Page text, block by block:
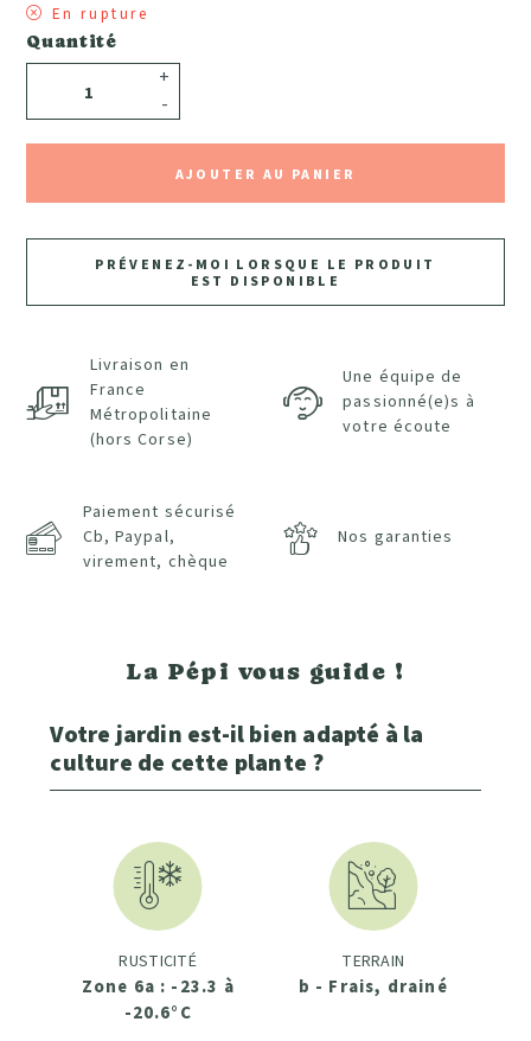
Quantité
-
+
AJOUTER AU PANIER
En rupture
PRÉVENEZ-MOI LORSQUE LE PRODUIT
EST DISPONIBLE
Livraison en
France
Métropolitaine
(hors Corse)
Une équipe de
passionné(e)s à
votre écoute
Paiement sécurisé
Cb, Paypal,
virement, chèque
Nos garanties
La Pépi vous guide !
Votre jardin est-il bien adapté à la
culture de cette plante ?
RUSTICITÉ
Zone 6a : -23.3 à
-20.6°C
TERRAIN
b - Frais, drainé